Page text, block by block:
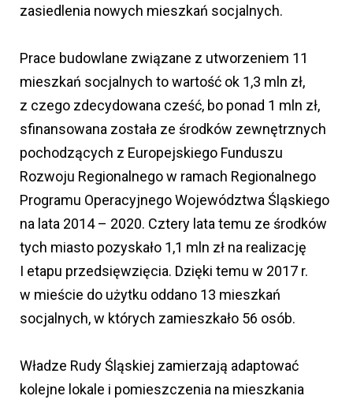
zasiedlenia nowych mieszkań socjalnych.
Prace budowlane związane z utworzeniem 11
mieszkań socjalnych to wartość ok 1,3 mln zł,
z czego zdecydowana cześć, bo ponad 1 mln zł,
sfinansowana została ze środków zewnętrznych
pochodzących z Europejskiego Funduszu
Rozwoju Regionalnego w ramach Regionalnego
Programu Operacyjnego Województwa Śląskiego
na lata 2014 – 2020. Cztery lata temu ze środków
tych miasto pozyskało 1,1 mln zł na realizację
I etapu przedsięwzięcia. Dzięki temu w 2017 r.
w mieście do użytku oddano 13 mieszkań
socjalnych, w których zamieszkało 56 osób.
Władze Rudy Śląskiej zamierzają adaptować
kolejne lokale i pomieszczenia na mieszkania